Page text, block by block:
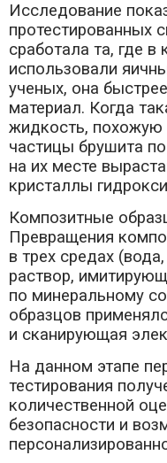
Исследование
протестированных
сработала та, где в
использовали
ученых, она
материал. Когда
жидкость, похожую
частицы брушита
на их месте
кристаллы
Композитные
Превращения
в трех средах
раствор,
по минеральному
образцов
и сканирующая
На данном этапе
тестирования
количественной
безопасности и